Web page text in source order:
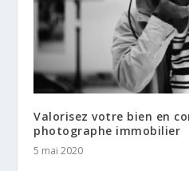
Valorisez votre bien en
photographe immobilier
5 mai 2020